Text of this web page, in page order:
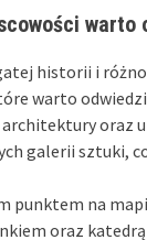
warto
historii i
warto
oraz
galerii sztuki,
punktem na
oraz